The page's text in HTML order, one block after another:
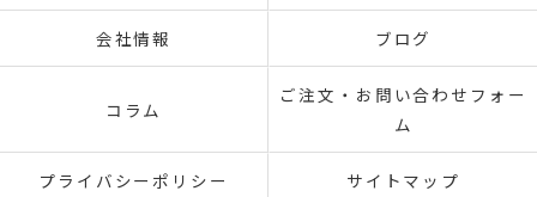
会社情報 ブログ
コラム
ご注文・お問い合わせフォー
ム
プライバシーポリシー サイトマップ